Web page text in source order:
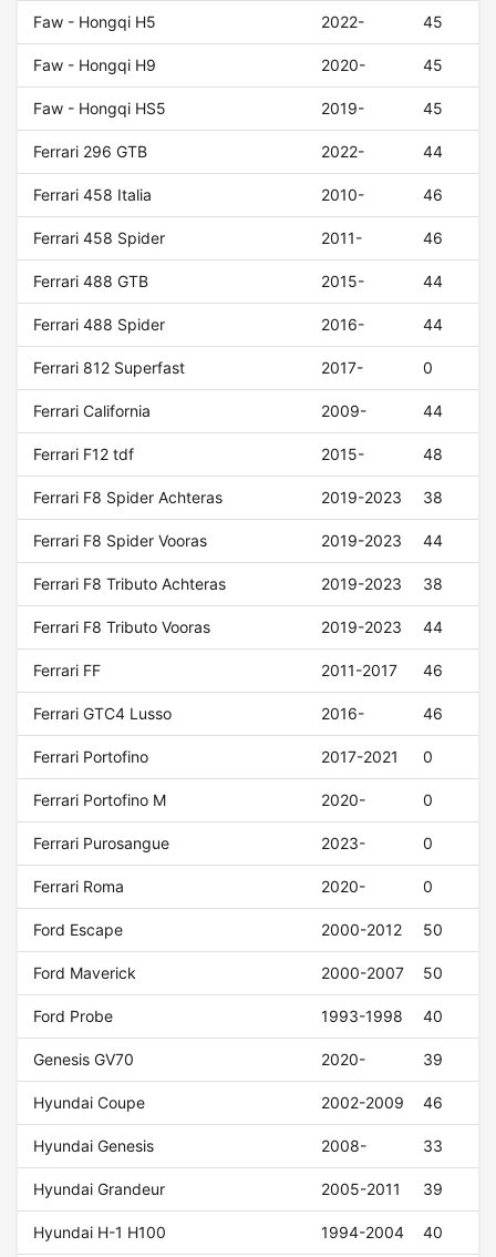
Faw - Hongqi H5 2022- 45
Faw - Hongqi H9 2020- 45
Faw - Hongqi HS5 2019- 45
Ferrari 296 GTB 2022- 44
Ferrari 458 Italia 2010- 46
Ferrari 458 Spider 2011- 46
Ferrari 488 GTB 2015- 44
Ferrari 488 Spider 2016- 44
Ferrari 812 Superfast 2017- 0
Ferrari California 2009- 44
Ferrari F12 tdf 2015- 48
Ferrari F8 Spider Achteras 2019-2023 38
Ferrari F8 Spider Vooras 2019-2023 44
Ferrari F8 Tributo Achteras 2019-2023 38
Ferrari F8 Tributo Vooras 2019-2023 44
Ferrari FF 2011-2017 46
Ferrari GTC4 Lusso 2016- 46
Ferrari Portofino 2017-2021 0
Ferrari Portofino M 2020- 0
Ferrari Purosangue 2023- 0
Ferrari Roma 2020- 0
Ford Escape 2000-2012 50
Ford Maverick 2000-2007 50
Ford Probe 1993-1998 40
Genesis GV70 2020- 39
Hyundai Coupe 2002-2009 46
Hyundai Genesis 2008- 33
Hyundai Grandeur 2005-2011 39
Hyundai H-1 H100 1994-2004 40